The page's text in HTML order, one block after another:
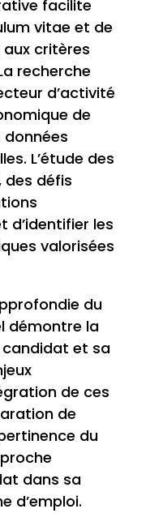
facilite
vitae et de
critères
recherche
d’activité
de
données
L’étude des
des défis
d’identifier les
valorisées
du
démontre la
candidat et sa
de ces
de
du
dans sa
d’emploi.